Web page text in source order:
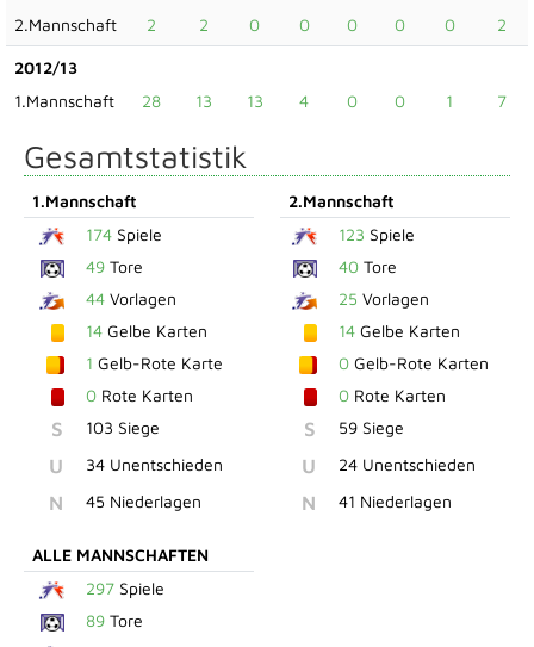
2.Mannschaft 2 2 0 0 0 0 0 2
2012/13
1.Mannschaft
28 13 13 4 0 0 1 7
Gesamtstatistik
1.Mannschaft
174 Spiele
49 Tore
44 Vorlagen
14 Gelbe Karten
1 Gelb-Rote Karte
0 Rote Karten
S 103 Siege
U 34 Unentschieden
N 45 Niederlagen
2.Mannschaft
123 Spiele
40Tore
25 Vorlagen
14Gelbe Karten
0Gelb-Rote Karten
0Rote Karten
S 59 Siege
U 24 Unentschieden
N 41 Niederlagen
ALLE MANNSCHAFTEN
297 Spiele
89 Tore